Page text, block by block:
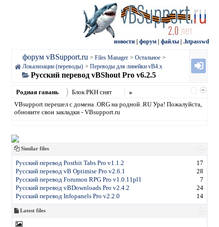
новости форум файлы .htpasswd
форум vBSupport.ru > Files Manager > Остальное >
Локализации (переводы) > Переводы для линейки vB4.х
Русский перевод vBShout Pro v6.2.5
Родная гавань Блок РКН снят
»
VBsupport перешел с домена .ORG на родной .RU Ура! Пожалуйста,
обновите свои закладки - VBsupport.ru
Similar files
Русский перевод Postbit Tabs Pro v1.1.2
17
Русский перевод vB Optimise Pro v2.6.1
28
Русский перевод Forumon RPG Pro v1.0.11pl1
7
Русский перевод vBDownloads Pro v2.4.2
24
Русский перевод Infopanels Pro v2.2.0
14
Latest files